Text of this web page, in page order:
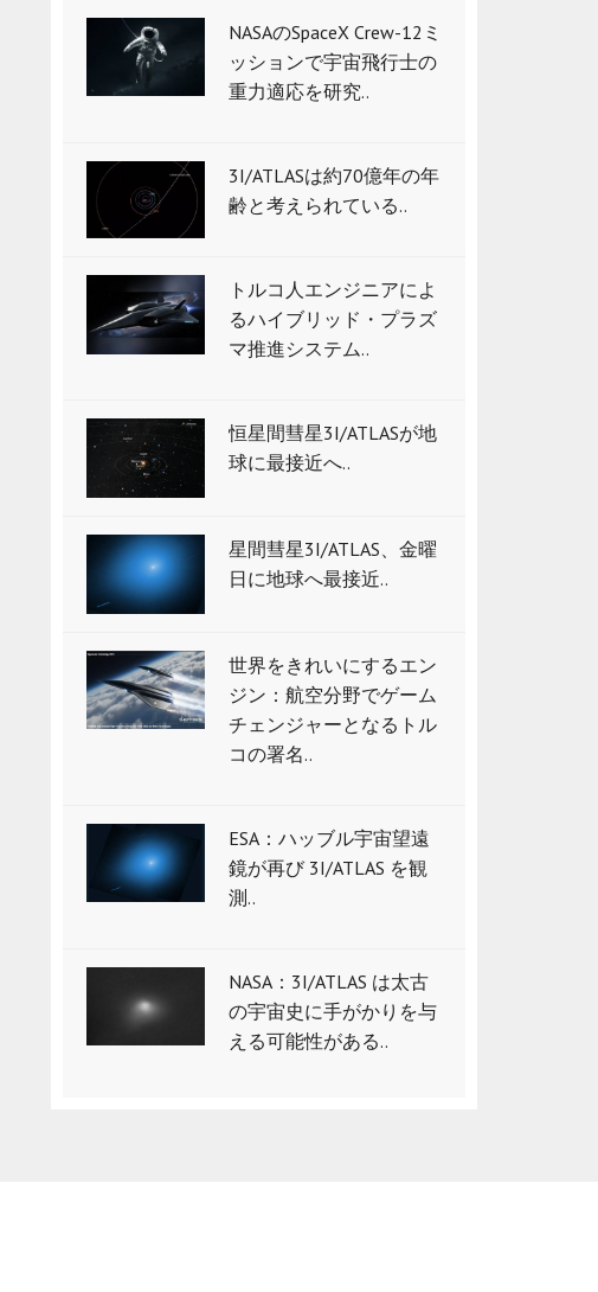
NASAのSpaceX Crew-12ミ
ッションで宇宙飛行士の
重力適応を研究..
3I/ATLASは約70億年の年
齢と考えられている..
トルコ人エンジニアによ
るハイブリッド・プラズ
マ推進システム..
恒星間彗星3I/ATLASが地
球に最接近へ..
星間彗星3I/ATLAS、金曜
日に地球へ最接近..
世界をきれいにするエン
ジン：航空分野でゲーム
チェンジャーとなるトル
コの署名..
ESA：ハッブル宇宙望遠
鏡が再び 3I/ATLAS を観
測..
NASA：3I/ATLAS は太古
の宇宙史に手がかりを与
える可能性がある..